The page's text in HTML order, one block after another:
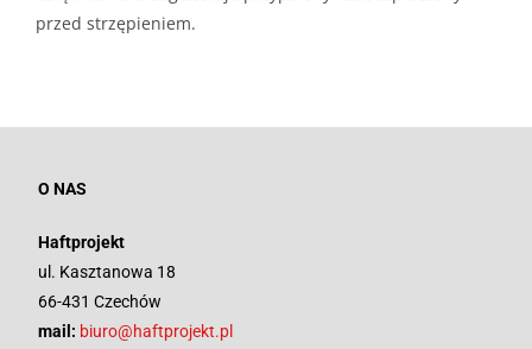
przed strzępieniem.
O NAS
Haftprojekt
ul. Kasztanowa 18
66-431 Czechów
mail: biuro@haftprojekt.pl